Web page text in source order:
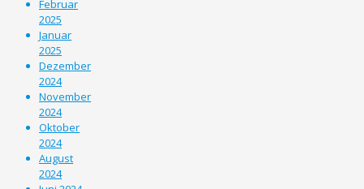
Februar
2025
Januar
2025
Dezember
2024
November
2024
Oktober
2024
August
2024